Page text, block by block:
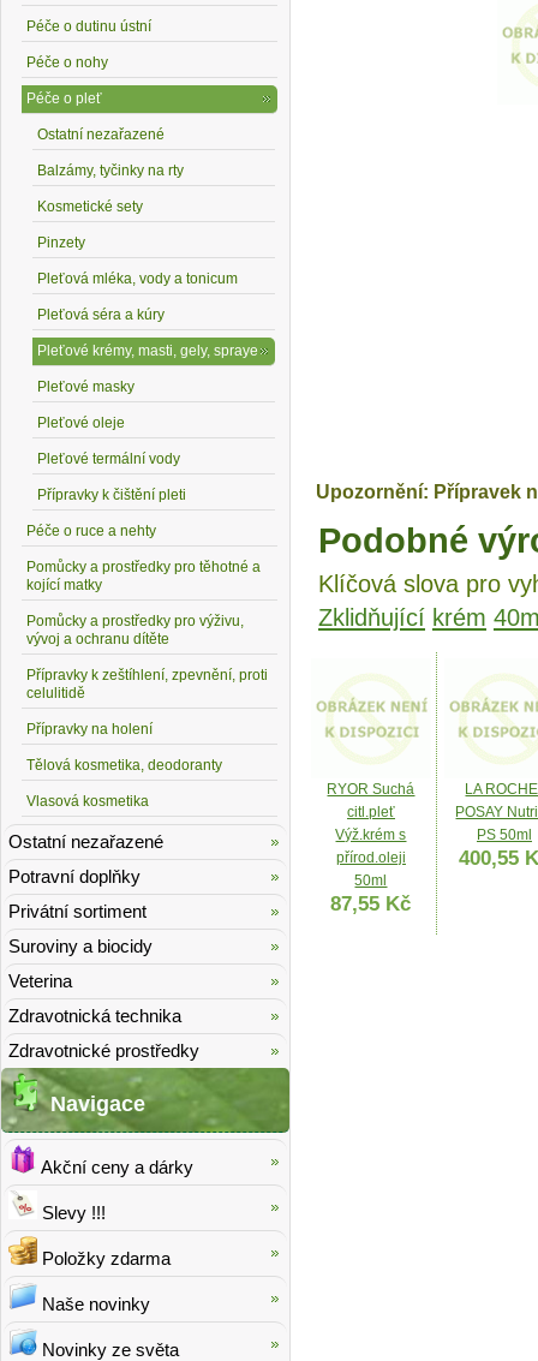
Upozornění: Přípravek
Podobné
Klíčová slova pro
Zklidňující krém
RYOR Suchá
citl.pleť
Výž.krém s
přírod.oleji
50ml
87,55 Kč
LA
POSAY
PS 50ml
400,55
Péče o dutinu ústní
Péče o nohy
Péče o pleť
Ostatní nezařazené
Balzámy, tyčinky na rty
Kosmetické sety
Pinzety
Pleťová mléka, vody a tonicum
Pleťová séra a kúry
Pleťové krémy, masti, gely, spraye
Pleťové masky
Pleťové oleje
Pleťové termální vody
Přípravky k čištění pleti
Péče o ruce a nehty
Pomůcky a prostředky pro těhotné a
kojící matky
Pomůcky a prostředky pro výživu,
vývoj a ochranu dítěte
Přípravky k zeštíhlení, zpevnění, proti
celulitidě
Přípravky na holení
Tělová kosmetika, deodoranty
Vlasová kosmetika
Ostatní nezařazené
Potravní doplňky
Privátní sortiment
Suroviny a biocidy
Veterina
Zdravotnická technika
Zdravotnické prostředky
Navigace
Akční ceny a dárky
Slevy !!!
Položky zdarma
Naše novinky
Novinky ze světa